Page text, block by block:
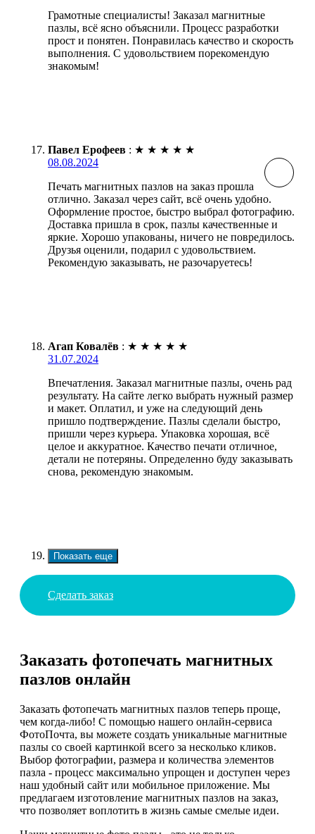
Грамотные специалисты! Заказал магнитные
пазлы, всё ясно объяснили. Процесс разработки
прост и понятен. Понравилась качество и скорость
выполнения. С удовольствием порекомендую
знакомым!
Павел Ерофеев : ★ ★ ★ ★ ★
08.08.2024
Печать магнитных пазлов на заказ прошла
отлично. Заказал через сайт, всё очень удобно.
Оформление простое, быстро выбрал фотографию.
Доставка пришла в срок, пазлы качественные и
яркие. Хорошо упакованы, ничего не повредилось.
Друзья оценили, подарил с удовольствием.
Рекомендую заказывать, не разочаруетесь!
Агап Ковалёв : ★ ★ ★ ★ ★
31.07.2024
Впечатления. Заказал магнитные пазлы, очень рад
результату. На сайте легко выбрать нужный размер
и макет. Оплатил, и уже на следующий день
пришло подтверждение. Пазлы сделали быстро,
пришли через курьера. Упаковка хорошая, всё
целое и аккуратное. Качество печати отличное,
детали не потеряны. Определенно буду заказывать
снова, рекомендую знакомым.
Показать еще
Сделать заказ
Заказать фотопечать магнитных
пазлов онлайн
Заказать фотопечать магнитных пазлов теперь проще,
чем когда-либо! С помощью нашего онлайн-сервиса
ФотоПочта, вы можете создать уникальные магнитные
пазлы со своей картинкой всего за несколько кликов.
Выбор фотографии, размера и количества элементов
пазла - процесс максимально упрощен и доступен через
наш удобный сайт или мобильное приложение. Мы
предлагаем изготовление магнитных пазлов на заказ,
что позволяет воплотить в жизнь самые смелые идеи.